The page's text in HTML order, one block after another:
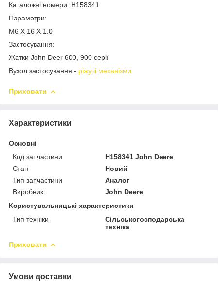
Каталожні номери: H158341
Параметри:
M6 X 16 X 1.0
Застосування:
Жатки John Deer 600, 900 серії
Вузол застосування - ріжучі механізми
Приховати
Характеристики
Основні
Код запчастини
H158341 John Deere
Стан
Новий
Тип запчастини
Аналог
Виробник
John Deere
Користувальницькі характеристики
Тип техніки
Сільськогосподарська
техніка
Приховати
Умови доставки